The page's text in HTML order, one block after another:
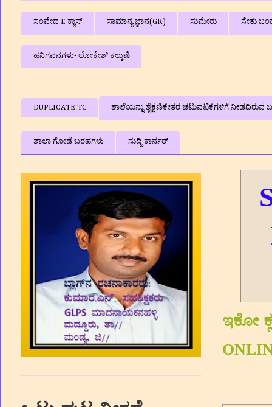
ಸಂವೇದ E ಕ್ಲಾಸ್ ಸಾಮಾನ್ಯ ಜ್ಞಾನ(GK) ಸುಮೇರು ಸೇತು
ಹನಿಗವನಗಳು- ಲೋಕೇಶ್ ಕಲ್ಕುಣಿ
DUPLICATE TC ಶಾಲೆಯನ್ನು ಶೈಕ್ಷಣಿಕೇತರ ಚಟುವಟಿಕೆಗಳಿಗೆ ನೀಡದಿರುವ
ಶಾಲಾ ಗೋಡೆ ಬರಹಗಳು ಸುದ್ದಿ ಕಾರ್ನರ್
ಇಕೋ